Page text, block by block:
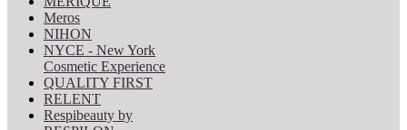
Meros
NIHON
NYCE - New York
Cosmetic Experience
QUALITY FIRST
RELENT
Respibeauty by